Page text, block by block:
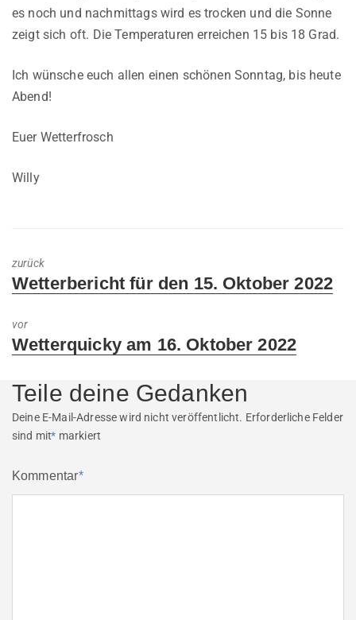
es noch und nachmittags wird es trocken und die Sonne
zeigt sich oft. Die Temperaturen erreichen 15 bis 18 Grad.
Ich wünsche euch allen einen schönen Sonntag, bis heute
Abend!
Euer Wetterfrosch
Willy
zurück
Previous
Wetterbericht für den 15. Oktober 2022
vor
Next
Wetterquicky am 16. Oktober 2022
Teile deine Gedanken
Deine E-Mail-Adresse wird nicht veröffentlicht. Erforderliche Felder
sind mit* markiert
Kommentar*